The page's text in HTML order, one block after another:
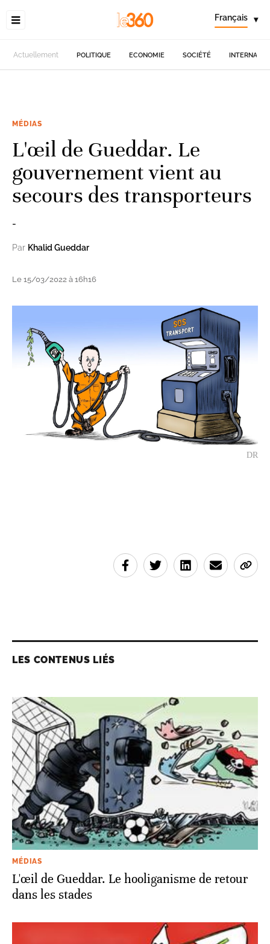
Français ▾
Actuellement POLITIQUE ECONOMIE SOCIÉTÉ
MÉDIAS
L'œil de Gueddar. Le
gouvernement vient au
secours des transporteurs
-
Par Khalid Gueddar
Le 15/03/2022 à 16h16
DR
LES CONTENUS LIÉS
MÉDIAS
L'œil de Gueddar. Le hooliganisme de retour
dans les stades